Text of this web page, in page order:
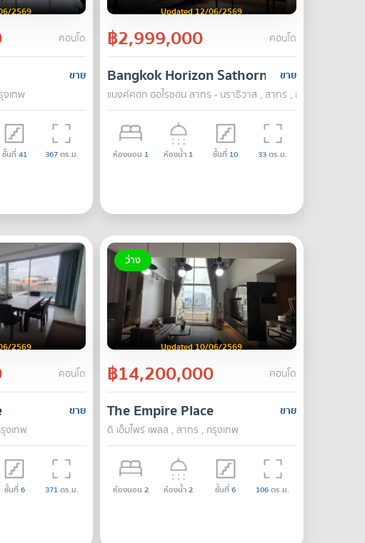
2569
คอนโด
ขาย
งเทพ
ชั้นที่41 367ตร.ม.
Updated 12/06/2569
฿2,999,000 คอนโด
ขาย
Bangkok Horizon Sathorn
แบงค์คอก ฮอไรซอน สาทร - นราธิวาส , สาทร , กรุงเทพ
ห้องนอน 1 ห้องน้ำ 1 ชั้นที่ 10 33ตร.ม.
2569
คอนโด
ขาย
งเทพ
ชั้นที่6 371ตร.ม.
ว่าง
Updated 10/06/2569
฿14,200,000 คอนโด
ขาย
The Empire Place
ดิ เอ็มไพร์ เพลส , สาทร , กรุงเทพ
ห้องนอน 2 ห้องน้ำ2 ชั้นที่6 106ตร.ม.